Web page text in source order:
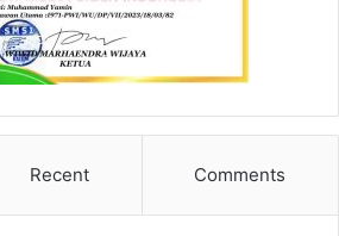
Recent Comments